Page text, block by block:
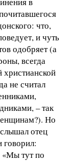
что,
и чуть
одобряет (а
всегда
не считал
– так
Но
отец
говорил:
тут по